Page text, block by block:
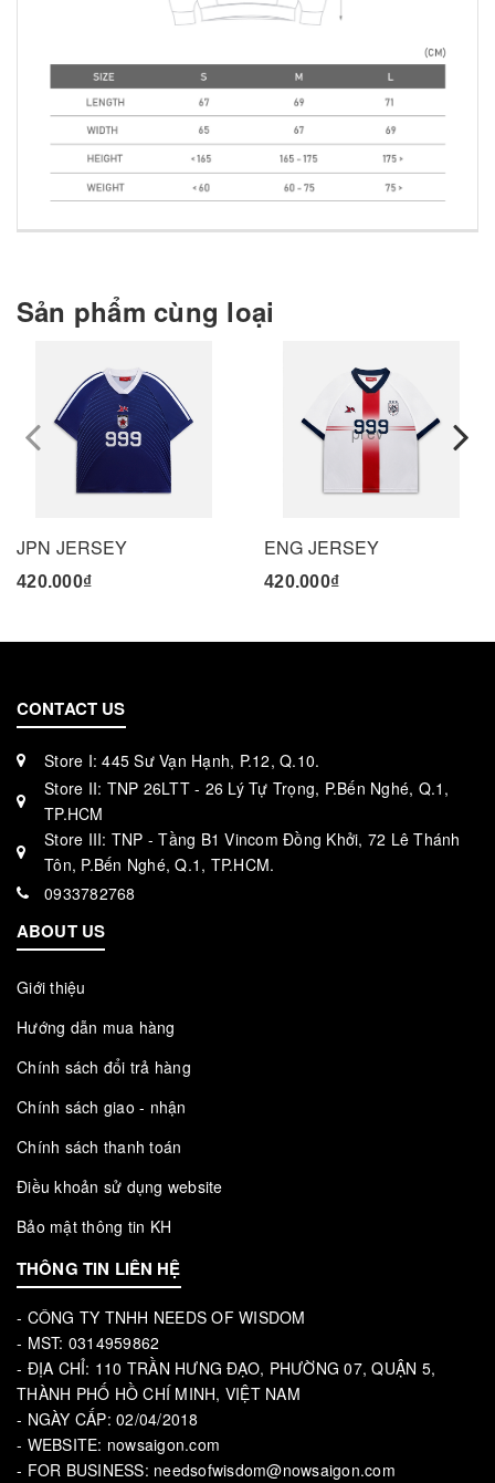
Sản phẩm cùng loại
JPN JERSEY
420.000₫
ENG JERSEY
420.000₫
prev
CONTACT US
Store I: 445 Sư Vạn Hạnh, P.12, Q.10.
Store II: TNP 26LTT - 26 Lý Tự Trọng, P.Bến Nghé, Q.1,
TP.HCM
Store III: TNP - Tầng B1 Vincom Đồng Khởi, 72 Lê Thánh
Tôn, P.Bến Nghé, Q.1, TP.HCM.
0933782768
ABOUT US
Giới thiệu
Hướng dẫn mua hàng
Chính sách đổi trả hàng
Chính sách giao - nhận
Chính sách thanh toán
Điều khoản sử dụng website
Bảo mật thông tin KH
THÔNG TIN LIÊN HỆ
- CÔNG TY TNHH NEEDS OF WISDOM
- MST: 0314959862
- ĐỊA CHỈ: 110 TRẦN HƯNG ĐẠO, PHƯỜNG 07, QUẬN 5,
THÀNH PHỐ HỒ CHÍ MINH, VIỆT NAM
- NGÀY CẤP: 02/04/2018
- WEBSITE: nowsaigon.com
- FOR BUSINESS: needsofwisdom@nowsaigon.com